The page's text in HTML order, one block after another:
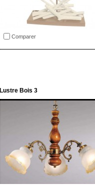
Comparer
Lustre Bois 3